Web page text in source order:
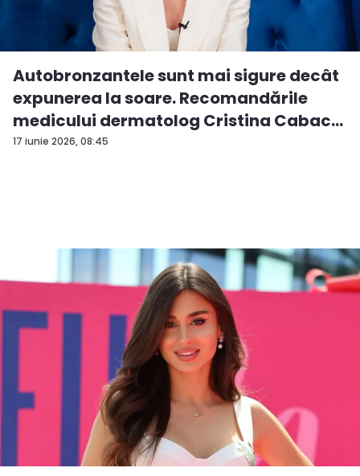
17 iunie 2026, 08:45
Autobronzantele sunt mai sigure decât
expunerea la soare. Recomandările
medicului dermatolog Cristina Cabac
-...